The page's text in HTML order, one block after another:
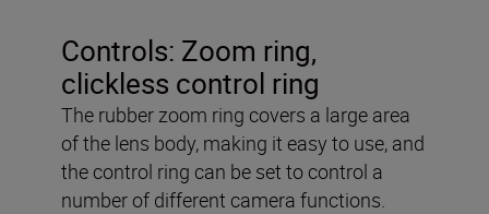
Controls: Zoom ring,
clickless control ring
The rubber zoom ring covers a large area
of the lens body, making it easy to use, and
the control ring can be set to control a
number of different camera functions.